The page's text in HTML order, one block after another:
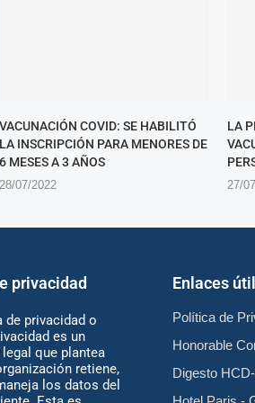
VACUNACIÓN COVID: SE HABILITÓ
LA INSCRIPCIÓN PARA MENORES DE
6 MESES A 3 AÑOS
28/07/2022
LA
27/
privacidad
de privacidad o
es un
que plantea
retiene,
los datos del
Enlaces
Política de
Honorable
Digesto